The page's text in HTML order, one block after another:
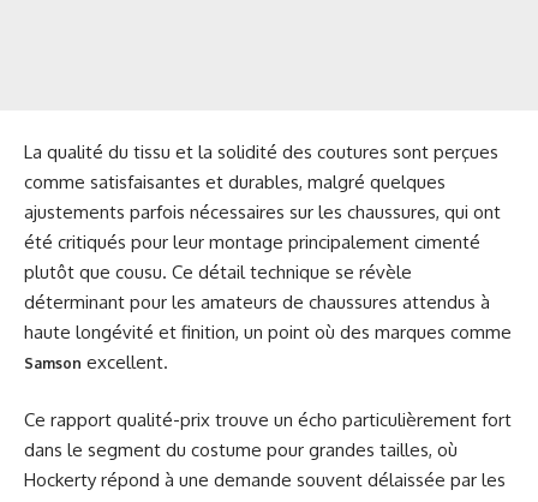
La qualité du tissu et la solidité des coutures sont perçues
comme satisfaisantes et durables, malgré quelques
ajustements parfois nécessaires sur les chaussures, qui ont
été critiqués pour leur montage principalement cimenté
plutôt que cousu. Ce détail technique se révèle
déterminant pour les amateurs de chaussures attendus à
haute longévité et finition, un point où des marques comme
Samson excellent.
Ce rapport qualité-prix trouve un écho particulièrement fort
dans le segment du costume pour grandes tailles, où
Hockerty répond à une demande souvent délaissée par les